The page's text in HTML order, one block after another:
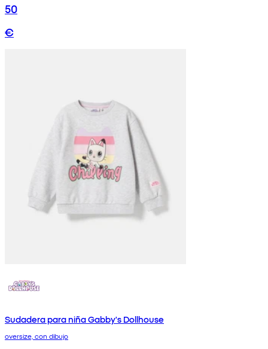
50
€
Sudadera para niña Gabby's Dollhouse
oversize, con dibujo